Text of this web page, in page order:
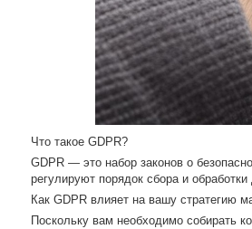
Что такое GDPR?
GDPR — это набор законов о
регулируют порядок сбора и
Как GDPR влияет на вашу стратегию
Поскольку вам необходимо собирать